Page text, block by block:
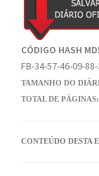
CÓDIGO HASH
FB-34-57-46-09-
TAMANHO DO
TOTAL DE PÁGINAS:
CONTEÚDO DESTA